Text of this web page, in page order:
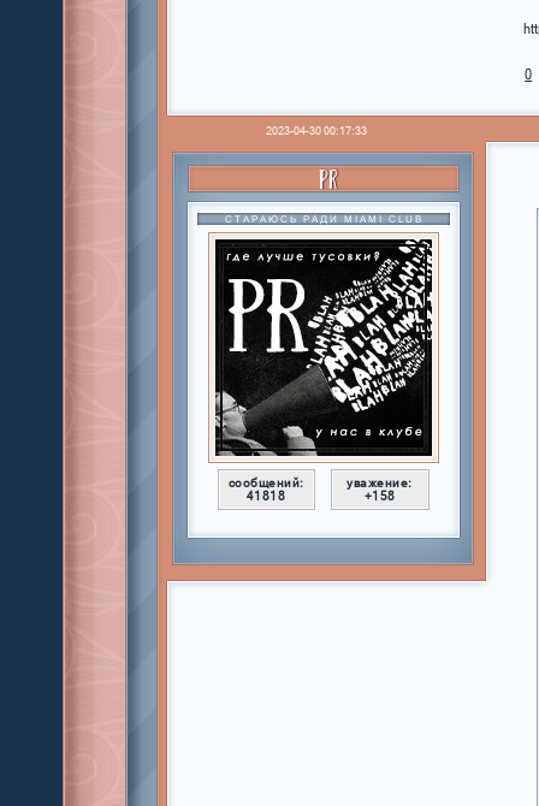
0
2023-04-30 00:17:33
PR
СТАРАЮСЬ РАДИ MIAMI CLUB
сообщений:
41818
уважение:
+158